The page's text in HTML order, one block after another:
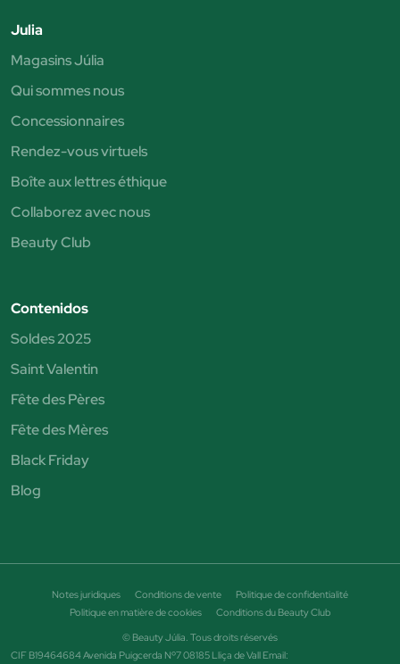
Julia
Magasins Júlia
Qui sommes nous
Concessionnaires
Rendez-vous virtuels
Boîte aux lettres éthique
Collaborez avec nous
Beauty Club
Contenidos
Soldes 2025
Saint Valentin
Fête des Pères
Fête des Mères
Black Friday
Blog
© Beauty Júlia. Tous droits réservés
Notes juridiques Conditions de vente
Politique de confidentialité
Politique en matière de cookies
Conditions du Beauty Club
CIF B19464684 Avenida Puigcerda Nº7 08185 Lliça de Vall Email: